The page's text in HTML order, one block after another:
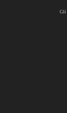
Gli